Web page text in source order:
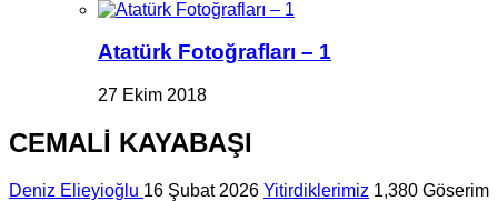
Atatürk Fotoğrafları – 1
27 Ekim 2018
CEMALİ KAYABAŞI
Deniz Elieyioğlu 16 Şubat 2026 Yitirdiklerimiz 1,380 Göserim